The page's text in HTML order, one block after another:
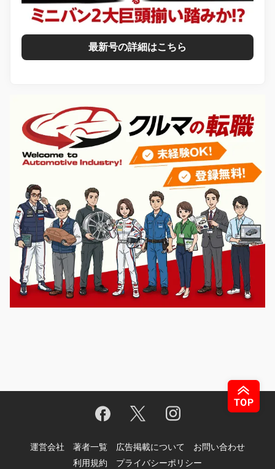
最新号の詳細はこちら
運営会社 著者一覧 広告掲載について
お問い合わせ
利用規約
プライバシーポリシー